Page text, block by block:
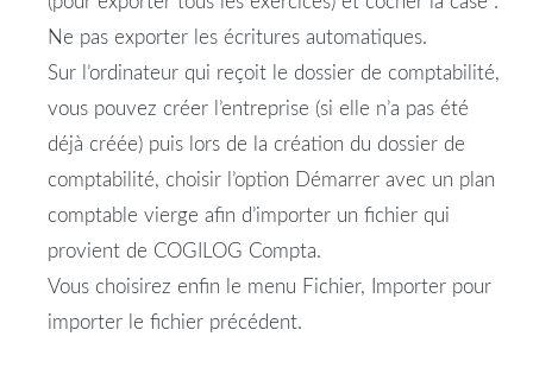
Ne pas exporter les écritures automatiques.
Sur l’ordinateur qui reçoit le dossier de comptabilité,
vous pouvez créer l’entreprise (si elle n’a pas été
déjà créée) puis lors de la création du dossier de
comptabilité, choisir l’option Démarrer avec un plan
comptable vierge afin d’importer un fichier qui
provient de COGILOG Compta.
Vous choisirez enfin le menu Fichier, Importer pour
importer le fichier précédent.